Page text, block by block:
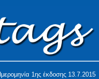
1ης έκδοσης 13.7.2015